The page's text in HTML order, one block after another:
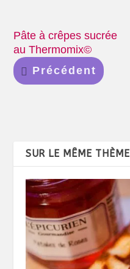
Pâte à crêpes sucrée
au Thermomix©
Précédent
SUR LE MÊME THÈME